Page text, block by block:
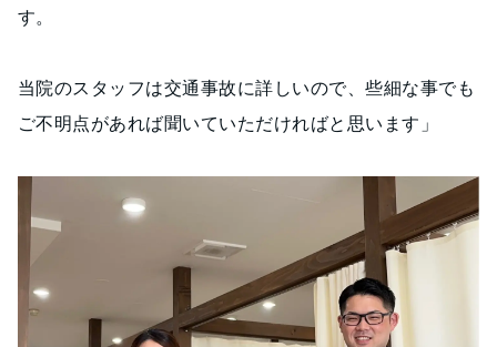
す。
当院のスタッフは交通事故に詳しいので、些細な事でも
ご不明点があれば聞いていただければと思います」